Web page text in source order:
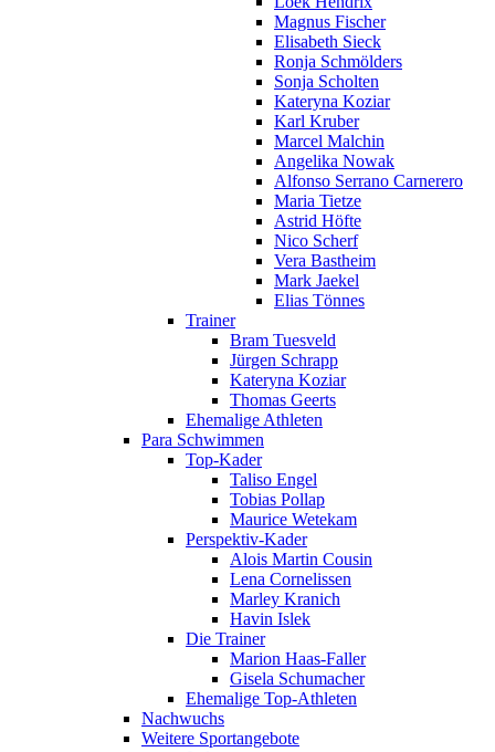
Magnus Fischer
Elisabeth Sieck
Ronja Schmölders
Sonja Scholten
Kateryna Koziar
Karl Kruber
Marcel Malchin
Angelika Nowak
Alfonso Serrano Carnerero
Maria Tietze
Astrid Höfte
Nico Scherf
Vera Bastheim
Mark Jaekel
Elias Tönnes
Trainer
Bram Tuesveld
Jürgen Schrapp
Kateryna Koziar
Thomas Geerts
Ehemalige Athleten
Para Schwimmen
Top-Kader
Taliso Engel
Tobias Pollap
Maurice Wetekam
Perspektiv-Kader
Alois Martin Cousin
Lena Cornelissen
Marley Kranich
Havin Islek
Die Trainer
Marion Haas-Faller
Gisela Schumacher
Ehemalige Top-Athleten
Nachwuchs
Weitere Sportangebote